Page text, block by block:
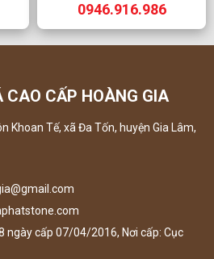
0946.916.986
CAO CẤP HOÀNG GIA
Khoan Tế, xã Đa Tốn, huyện Gia Lâm,
ngày cấp 07/04/2016, Nơi cấp: Cục